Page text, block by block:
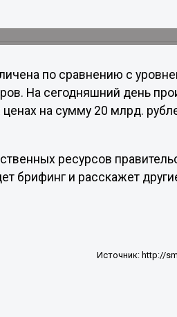
по сравнению с
На сегодняшний день
на сумму 20 млрд.
ресурсов
брифинг и расскажет
Источник: http://